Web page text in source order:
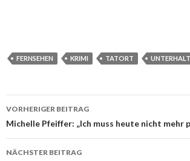
FERNSEHEN KRIMI TATORT
Beitragsnavigation
VORHERIGER BEITRAG
Michelle Pfeiffer: „Ich muss heute nicht mehr
NÄCHSTER BEITRAG